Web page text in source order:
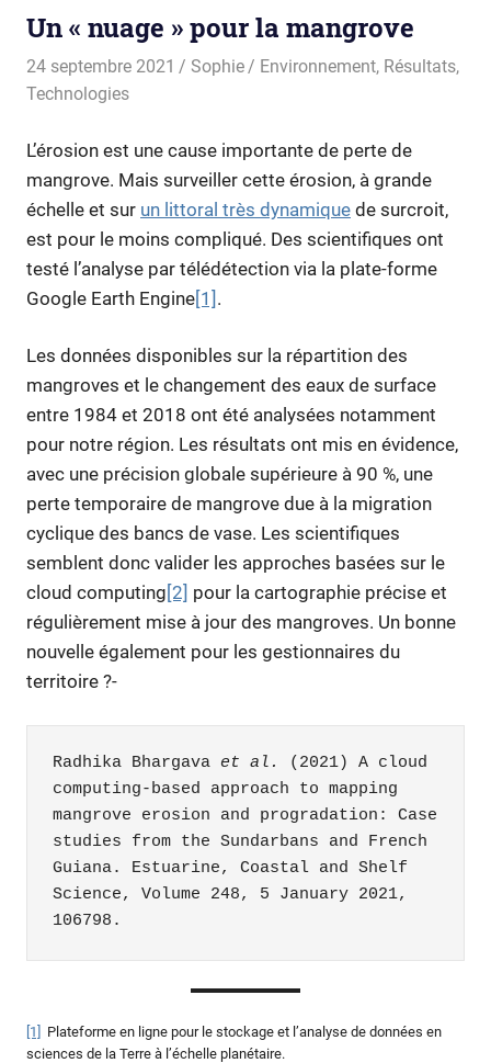
Un « nuage » pour la mangrove
24 septembre 2021 Sophie Environnement, Résultats,
Technologies
L’érosion est une cause importante de perte de
mangrove. Mais surveiller cette érosion, à grande
échelle et sur un littoral très dynamique de surcroit,
est pour le moins compliqué. Des scientifiques ont
testé l’analyse par télédétection via la plate-forme
Google Earth Engine[1] .
Les données disponibles sur la répartition des
mangroves et le changement des eaux de surface
entre 1984 et 2018 ont été analysées notamment
pour notre région. Les résultats ont mis en évidence,
avec une précision globale supérieure à 90 %, une
perte temporaire de mangrove due à la migration
cyclique des bancs de vase. Les scientifiques
semblent donc valider les approches basées sur le
cloud computing [2] pour la cartographie précise et
régulièrement mise à jour des mangroves. Un bonne
nouvelle également pour les gestionnaires du
territoire ?-
Radhika Bhargava et al.
(2021) A cloud
computing-based approach to mapping
mangrove erosion and progradation: Case
studies from the Sundarbans and French
Guiana. Estuarine, Coastal and Shelf
Science, Volume 248, 5 January 2021,
106798.
[1] Plateforme en ligne pour le stockage et l’analyse de données en
sciences de la Terre à l’échelle planétaire.